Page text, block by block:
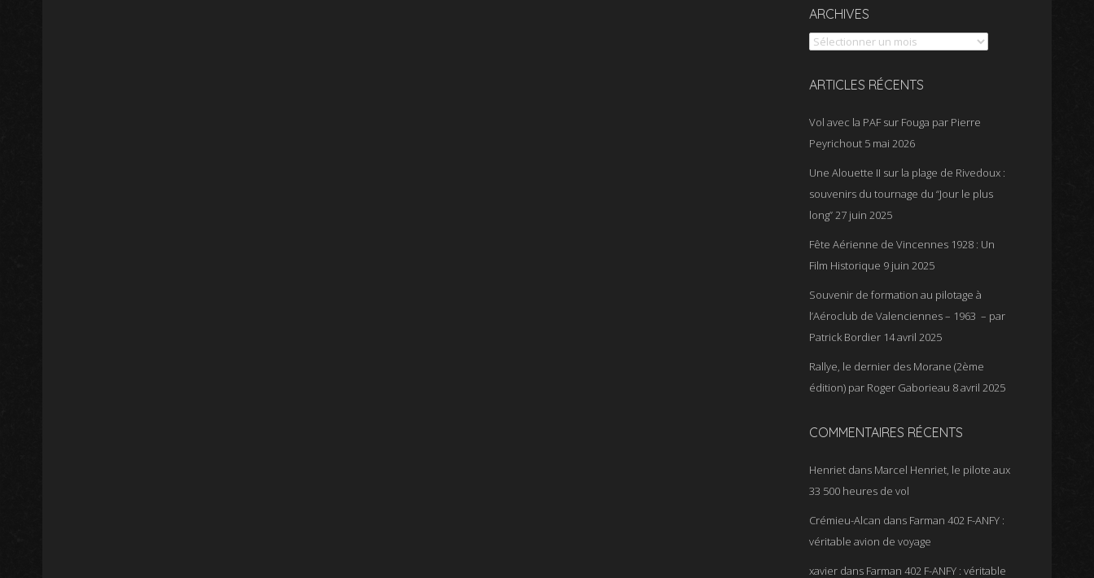
ARCHIVES
Archives
ARTICLES RÉCENTS
Vol avec la PAF sur Fouga par Pierre
Peyrichout 5 mai 2026
Une Alouette II sur la plage de Rivedoux :
souvenirs du tournage du “Jour le plus
long”27 juin 2025
Fête Aérienne de Vincennes 1928 : Un
Film Historique 9 juin 2025
Souvenir de formation au pilotage à
l’Aéroclub de Valenciennes – 1963 – par
Patrick Bordier 14 avril 2025
Rallye, le dernier des Morane (2ème
édition) par Roger Gaborieau 8 avril 2025
COMMENTAIRES RÉCENTS
Henriet dans Marcel Henriet, le pilote aux
33 500 heures de vol
Crémieu-Alcan dans Farman 402 F-ANFY :
véritable avion de voyage
xavier dans Farman 402 F-ANFY : véritable